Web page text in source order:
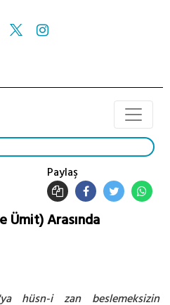
Paylaş
Ümit) Arasında
hüsn-i zan beslemeksizin